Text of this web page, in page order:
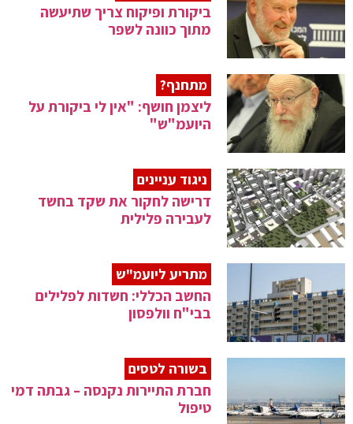
ביקורת ופיקוח צריך שתיעשה
מתוך כוונה לשפר
מתחנף?
ליצמן חושף: "אין לי ביקורת על
היועמ"ש"
ניגוד עניינים
דרישה לחקור את שקד בחשד
לעבירה פלילית
מתריע ליועמ"ש
החשב הכללי: חשדות לפלילים
בבי"ח וולפסון
בשורה לטסים
חברת התיירות נקנסה – גבתה דמי
טיפול